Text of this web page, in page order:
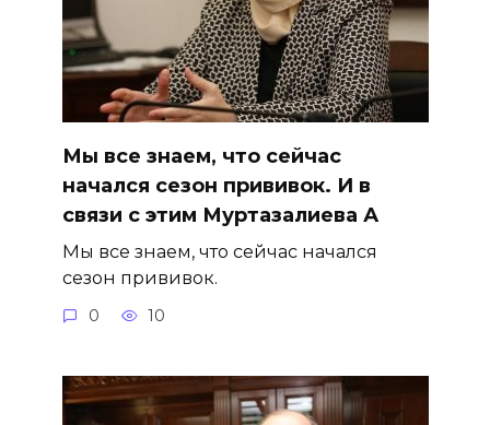
Мы все знаем, что сейчас
начался сезон прививок. И в
связи с этим Муртазалиева А
Мы все знаем, что сейчас начался
сезон прививок.
0 10